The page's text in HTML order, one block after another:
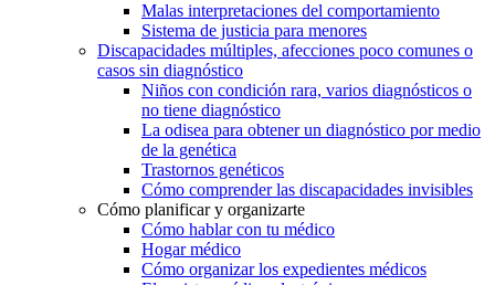
Malas interpretaciones del comportamiento
Sistema de justicia para menores
Discapacidades múltiples, afecciones poco comunes o
casos sin diagnóstico
Niños con condición rara, varios diagnósticos o
no tiene diagnóstico
La odisea para obtener un diagnóstico por medio
de la genética
Trastornos genéticos
Cómo comprender las discapacidades invisibles
Cómo planificar y organizarte
Cómo hablar con tu médico
Hogar médico
Cómo organizar los expedientes médicos